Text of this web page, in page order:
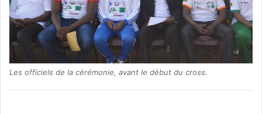
Les officiels de la cérémonie, avant le début du cross.